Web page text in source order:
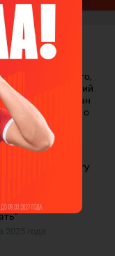
"Скорее всего,
это последний
сезон". Роман
Старченко - о
карьеры
2026 года
Старченко: "У
нужно её